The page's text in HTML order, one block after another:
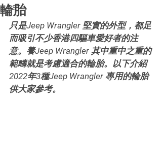
CST
輪胎
只是Jeep Wrangler 堅實的外型，都足
而吸引不少香港四驅車愛好者的注
意。養Jeep Wrangler 其中重中之重的
範疇就是考慮適合的輪胎。以下介紹
2022年3種Jeep Wrangler 專用的輪胎
供大家參考。